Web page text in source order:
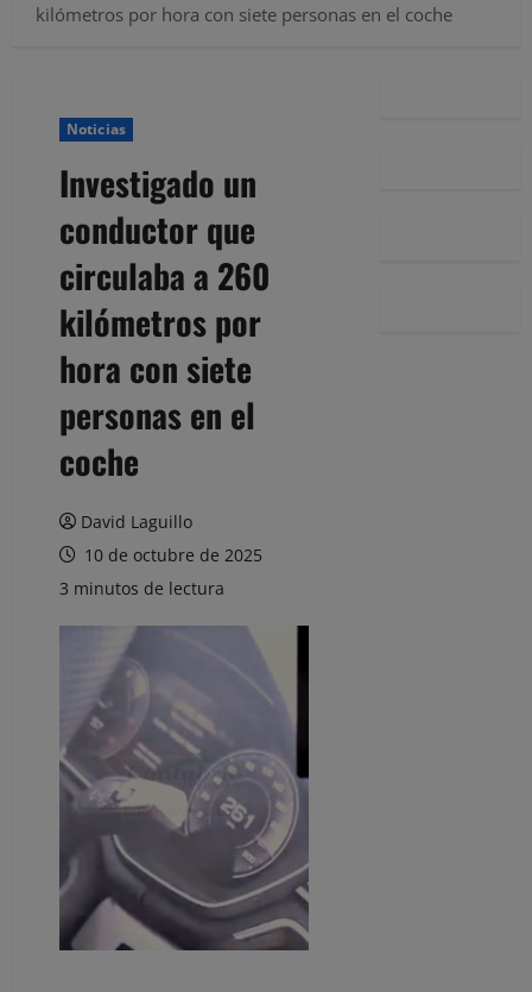
kilómetros por hora con siete personas en el coche
Noticias
Investigado un
conductor que
circulaba a 260
kilómetros por
hora con siete
personas en el
coche
David Laguillo
10 de octubre de 2025
3 minutos de lectura